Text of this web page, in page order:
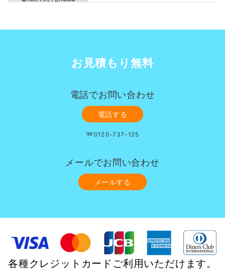
お見積もり無料
電話でお問い合わせ
電話する
➿0120-737-125
メールでお問い合わせ
メールする
各種クレジットカードご利用いただけます。